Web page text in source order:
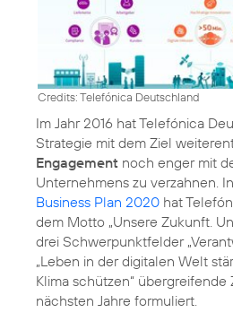
Credits: Telefónica Deutschland
Im Jahr 2016 hat Telefónica
Strategie mit dem Ziel
Engagement noch enger mit
Unternehmens zu verzahnen.
Business Plan 2020 hat
dem Motto „Unsere Zukunft.
drei Schwerpunktfelder
„Leben in der digitalen Welt
Klima schützen“ übergreifende
nächsten Jahre formuliert.